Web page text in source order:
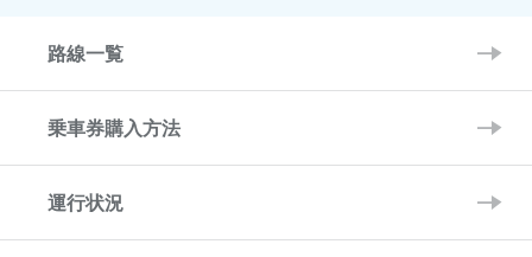
路線一覧
乗車券購入方法
運行状況